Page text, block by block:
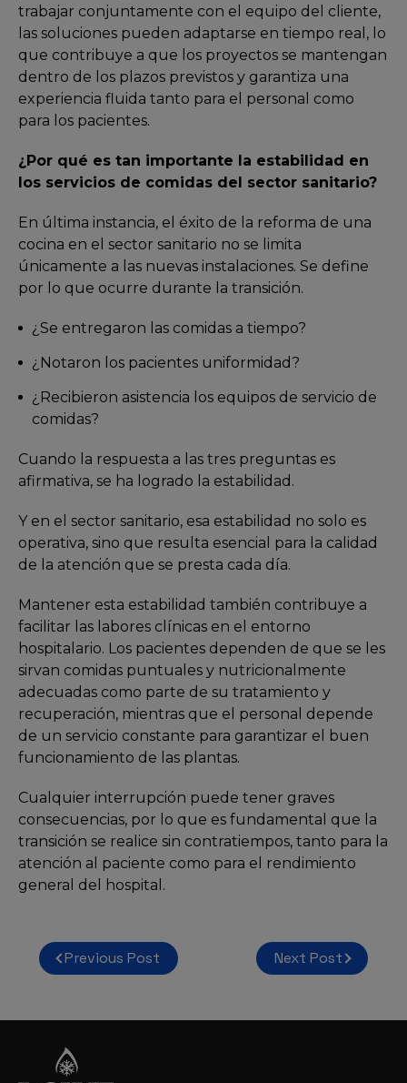
trabajar conjuntamente con el equipo del cliente,
las soluciones pueden adaptarse en tiempo real, lo
que contribuye a que los proyectos se mantengan
dentro de los plazos previstos y garantiza una
experiencia fluida tanto para el personal como
para los pacientes.
¿Por qué es tan importante la estabilidad en
los servicios de comidas del sector sanitario?
En última instancia, el éxito de la reforma de una
cocina en el sector sanitario no se limita
únicamente a las nuevas instalaciones. Se define
por lo que ocurre durante la transición.
¿Se entregaron las comidas a tiempo?
¿Notaron los pacientes uniformidad?
¿Recibieron asistencia los equipos de servicio de
comidas?
Cuando la respuesta a las tres preguntas es
afirmativa, se ha logrado la estabilidad.
Y en el sector sanitario, esa estabilidad no solo es
operativa, sino que resulta esencial para la calidad
de la atención que se presta cada día.
Mantener esta estabilidad también contribuye a
facilitar las labores clínicas en el entorno
hospitalario. Los pacientes dependen de que se les
sirvan comidas puntuales y nutricionalmente
adecuadas como parte de su tratamiento y
recuperación, mientras que el personal depende
de un servicio constante para garantizar el buen
funcionamiento de las plantas.
Cualquier interrupción puede tener graves
consecuencias, por lo que es fundamental que la
transición se realice sin contratiempos, tanto para la
atención al paciente como para el rendimiento
general del hospital.
Navegación
entradas
Previous Post Next Post